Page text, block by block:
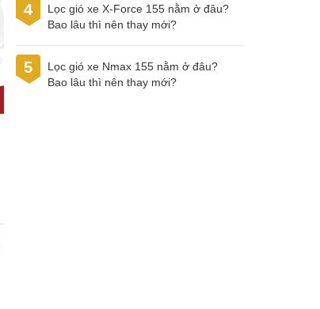
4
Lọc gió xe X-Force 155 nằm ở đâu?
Bao lâu thì nên thay mới?
5
Lọc gió xe Nmax 155 nằm ở đâu?
Bao lâu thì nên thay mới?